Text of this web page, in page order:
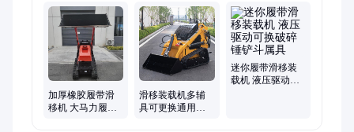
小型装载机、巡检机器人、消防箱、消防服、破拆工具组、干粉
灭火器、打药喷雾机、传感器、电磁阀、保护器、电动脚手架、
砌筑升降平台、光伏板升降机、内撑吊具、混凝土振动棒、打标
机、裁剪机、研磨机、压铆机、洗消剂、防爆风机
加厚橡胶履带滑
移机 大马力履带
滑移装载机多辅
具可更换通用型
迷你履带滑移装
载机 液压驱动可